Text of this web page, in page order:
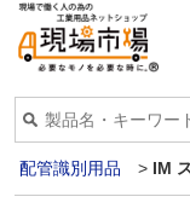
配管識別用品 > IM